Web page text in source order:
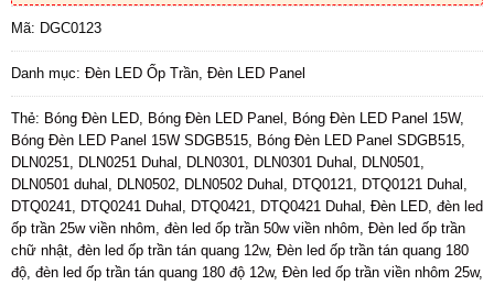
Mã: DGC0123
Danh mục: Đèn LED Ốp Trần, Đèn LED Panel
Thẻ: Bóng Đèn LED, Bóng Đèn LED Panel , Bóng Đèn LED Panel 15W,
Bóng Đèn LED Panel 15W SDGB515, Bóng Đèn LED Panel SDGB515,
DLN0251, DLN0251 Duhal , DLN0301, DLN0301 Duhal , DLN0501,
DLN0501 duhal , DLN0502, DLN0502 Duhal , DTQ0121, DTQ0121 Duhal ,
DTQ0241, DTQ0241 Duhal , DTQ0421, DTQ0421 Duhal , Đèn LED, đèn led
ốp trần 25w viền nhôm, đèn led ốp trần 50w viền nhôm, Đèn led ốp trần
chữ nhật, đèn led ốp trần tán quang 12w, Đèn led ốp trần tán quang 180
độ, đèn led ốp trần tán quang 180 độ 12w, Đèn led ốp trần viền nhôm 25w,